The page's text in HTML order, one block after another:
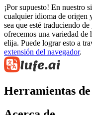
¡Por supuesto! En nuestro
cualquier idioma de origen
sea que esté traduciendo
ofrecemos una variedad de
elija. Puede lograr esto a
extensión del navegador.
Herramientas